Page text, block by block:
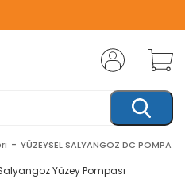
YÜZEYSEL SALYANGOZ DC POMPA